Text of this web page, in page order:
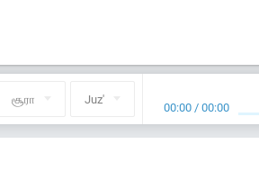
சூரா Juz' 00:00 /00:00